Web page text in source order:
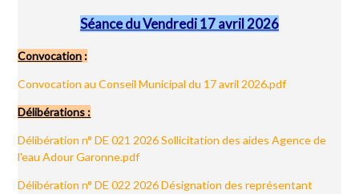
Séance du Vendredi 17 avril 2026
Convocation :
Convocation au Conseil Municipal du 17 avril 2026.pdf
Délibérations :
Délibération n° DE 021 2026 Sollicitation des aides Agence de
l'eau Adour Garonne.pdf
Délibération n° DE 022 2026 Désignation des représentant